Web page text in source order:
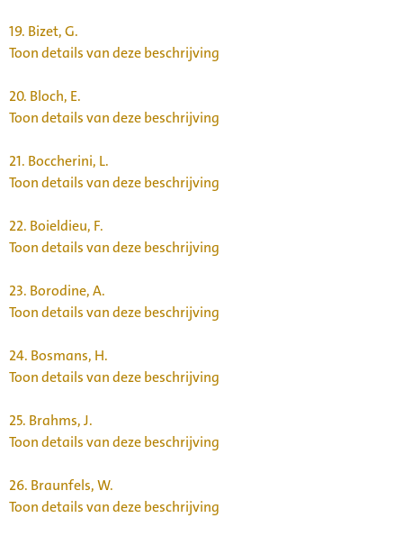
19. Bizet, G.
Toon details van deze beschrijving
20. Bloch, E.
Toon details van deze beschrijving
21. Boccherini, L.
Toon details van deze beschrijving
22. Boieldieu, F.
Toon details van deze beschrijving
23. Borodine, A.
Toon details van deze beschrijving
24. Bosmans, H.
Toon details van deze beschrijving
25. Brahms, J.
Toon details van deze beschrijving
26. Braunfels, W.
Toon details van deze beschrijving